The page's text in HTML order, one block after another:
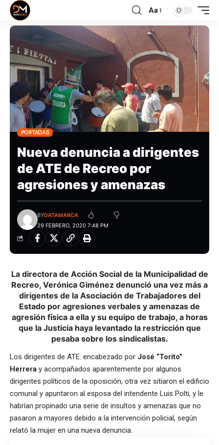
Aa
PORTADAS
Nueva denuncia a dirigentes
de ATE de Recreo por
agresiones y amenazas
29 FEBRERO, 2020 7:48 PM
BYDATAMARCA
La directora de Acción Social de la Municipalidad de
Recreo, Verónica Giménez denunció una vez más a
dirigentes de la Asociación de Trabajadores del
Estado por agresiones verbales y amenazas de
agresión física a ella y su equipo de trabajo, a horas
que la Justicia haya levantado la restricción que
pesaba sobre los sindicalistas.
Los dirigentes de ATE. encabezado por José “Torito”
Herrera y acompañados aparentemente por algunos
dirigentes políticos de la oposición, otra vez sitiaron el edificio
comunal y apuntaron al esposa del intendente Luis Polti, y le
habrían propinado una serie de insultos y amenazas que no
pasaron a mayores debido a la intervención policial, según
relató la mujer en una nueva denuncia.